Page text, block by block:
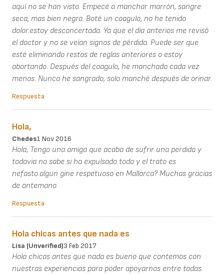
aquí no se han visto. Empecé a manchar marrón, sangre
seca, mas bien negra. Boté un coagulo, no he tenido
dolor.estoy desconcertada. Ya que el día anterios me revisó
el doctor y no se veían signos de pérdida. Puede ser que
esté eliminando restos de reglas anteriores o estoy
abortando. Después del coagulo, he manchado cada vez
menos. Nunca he sangrado, solo manché después de orinar.
Respuesta
Hola,
Chedes1 Nov 2016
Hola, Tengo una amiga que acaba de sufrir una perdida y
todavia no sabe si ha expulsado todo y el trato es
nefasto.algun gine respetuoso en Mallorca? Muchas gracias
de antemano
Respuesta
Hola chicas antes que nada es
Lisa (unverified)3 Feb 2017
Hola chicas antes que nada es bueno que contemos con
nuestras experiencias para poder apoyarnos entre todas.